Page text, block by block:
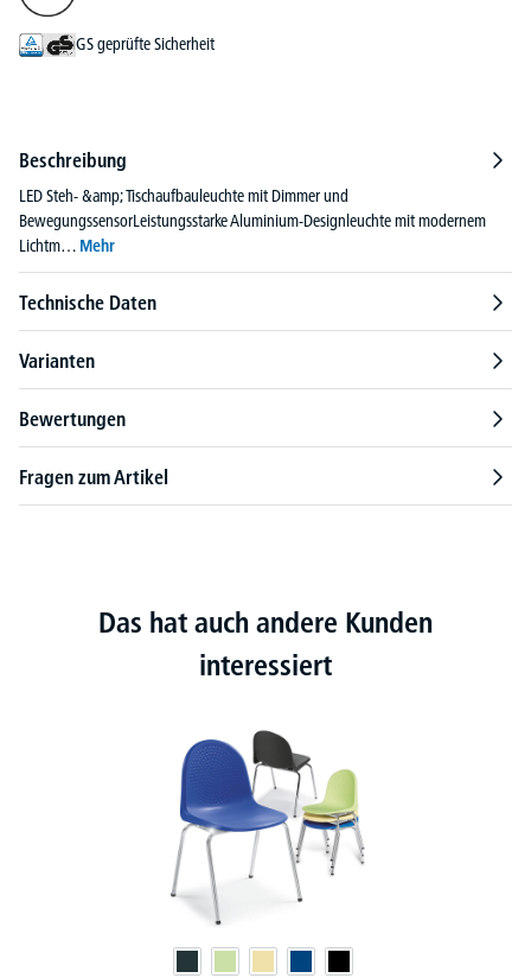
GS geprüfte Sicherheit
Beschreibung
LED Steh- &amp; Tischaufbauleuchte mit Dimmer und
BewegungssensorLeistungsstarke Aluminium-Designleuchte mit modernem
Lichtm… Mehr
Technische Daten
Varianten
Bewertungen
Fragen zum Artikel
Das hat auch andere Kunden
interessiert